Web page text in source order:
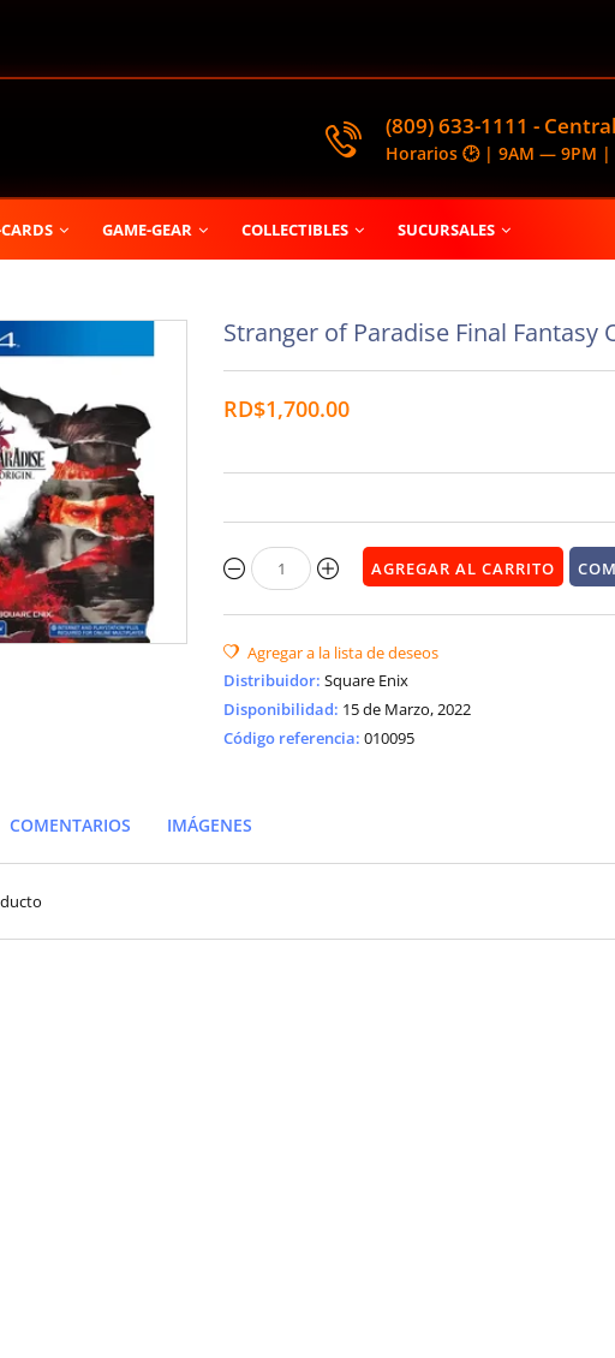
(809) 633-1111 - Central
Horarios 🕑 | 9AM — 9PM |
GAME-GEAR COLLECTIBLES SUCURSALES
Stranger of Paradise Final Fantasy
RD$1,700.00
Distribuidor: Square Enix
Disponibilidad: 15 de Marzo, 2022
Código referencia: 010095
COMENTARIOS IMÁGENES